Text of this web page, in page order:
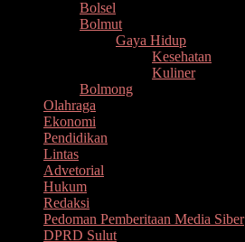
Bolsel
Bolmut
Gaya Hidup
Kesehatan
Kuliner
Bolmong
Olahraga
Ekonomi
Pendidikan
Lintas
Advetorial
Hukum
Redaksi
Pedoman Pemberitaan Media Siber
DPRD Sulut